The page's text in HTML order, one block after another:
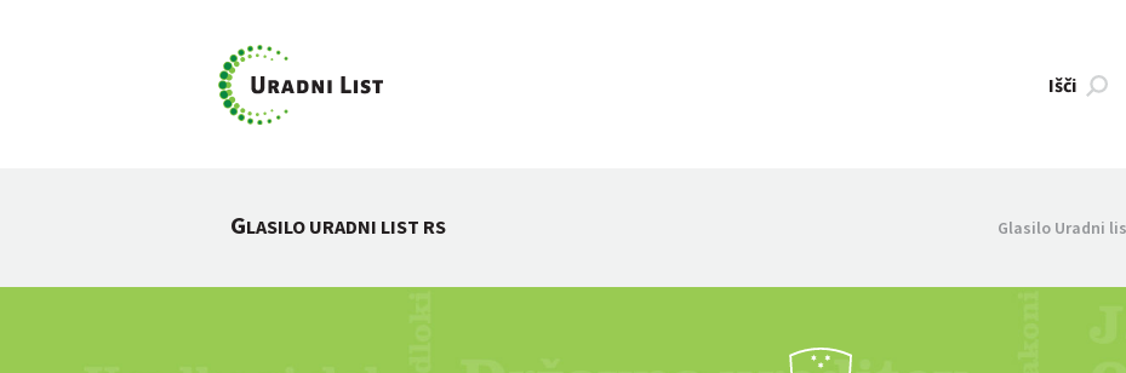
Išči
GLASILO URADNI LIST RS Glasilo Uradni